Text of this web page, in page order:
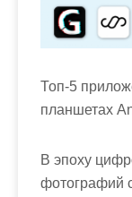
Топ-5
планшетах
В эпоху
фотографий